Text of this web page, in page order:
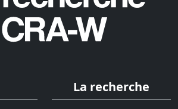
La recherche